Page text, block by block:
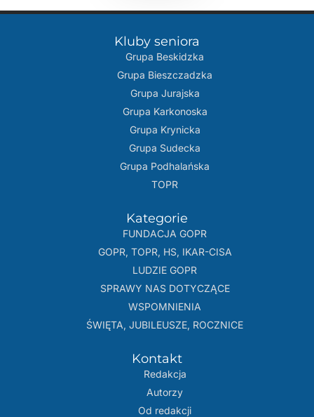
Kluby seniora
Grupa Beskidzka​
Grupa Bieszczadzka
Grupa Jurajska
Grupa Karkonoska
Grupa Krynicka
Grupa Sudecka
Grupa Podhalańska
TOPR
Kategorie
FUNDACJA GOPR
GOPR, TOPR, HS, IKAR-CISA
LUDZIE GOPR
SPRAWY NAS DOTYCZĄCE
WSPOMNIENIA
ŚWIĘTA, JUBILEUSZE, ROCZNICE
Kontakt
Redakcja
Autorzy
Od redakcji